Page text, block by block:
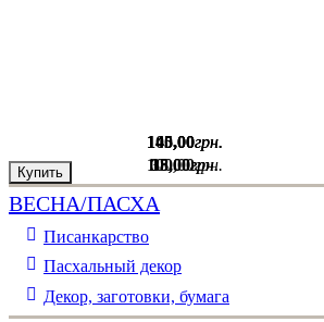
145,00грн.
Купить
145,00грн.
Купить
100,00грн.
Купить 15,00грн.
38,00грн.
100,00грн.
ВЕСНА/ПАСХА
Писанкарство
Пасхальный декор
Декор, заготовки, бумага